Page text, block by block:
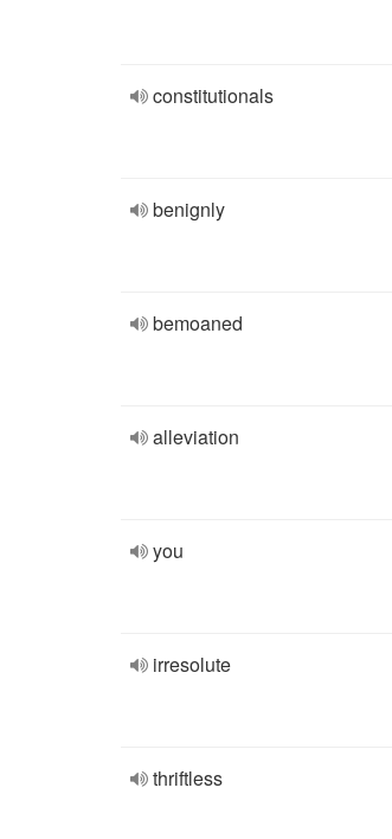
constitutionals
benignly
bemoaned
alleviation
you
irresolute
thriftless